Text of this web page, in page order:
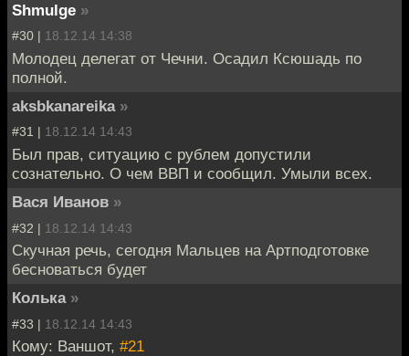
Shmulge »
#30 | 18.12.14 14:38
Молодец делегат от Чечни. Осадил Ксюшадь по
полной.
aksbkanareika »
#31 | 18.12.14 14:43
Был прав, ситуацию с рублем допустили
сознательно. О чем ВВП и сообщил. Умыли всех.
Вася Иванов »
#32 | 18.12.14 14:43
Скучная речь, сегодня Мальцев на Артподготовке
бесноваться будет
Колька »
#33 | 18.12.14 14:43
Кому: Ваншот, #21